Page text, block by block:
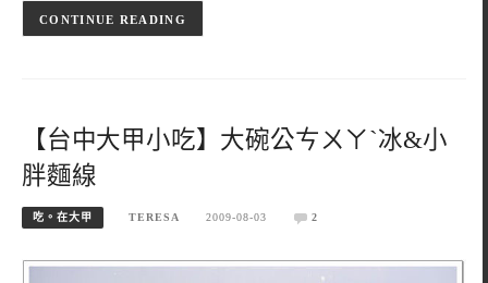
CONTINUE READING
【台中大甲小吃】大碗公ㄘㄨㄚ`冰&小
胖麵線
吃。在大甲 TERESA 2009-08-03 2